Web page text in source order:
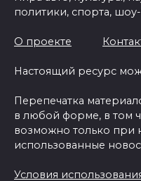
политики, спорта,
О проекте
Настоящий ресурс
Перепечатка
в любой форме, в том
возможно только при
использованные
Условия